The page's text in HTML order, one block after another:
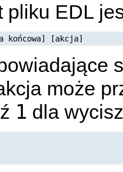
pliku EDL
końcowa] [akcja]
może
1 dla